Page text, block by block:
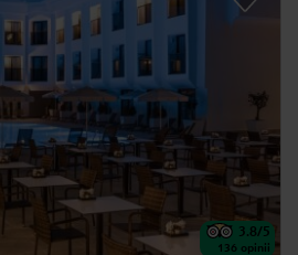
3.8/5
136 opinii